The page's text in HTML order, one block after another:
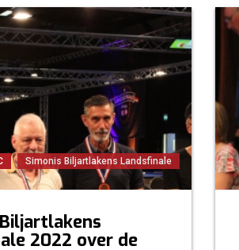
Simonis Biljartlakens Landsfinale
2022 over de